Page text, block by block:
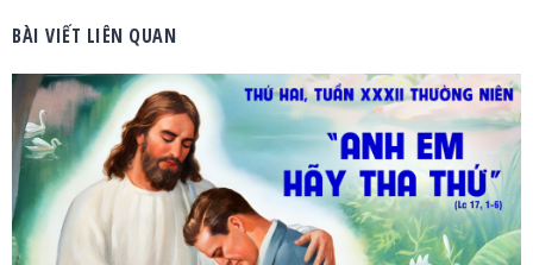
BÀI VIẾT LIÊN QUAN